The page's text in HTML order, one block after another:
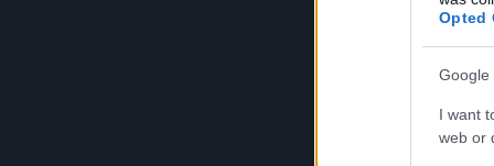
Opted
Google
I want
web or